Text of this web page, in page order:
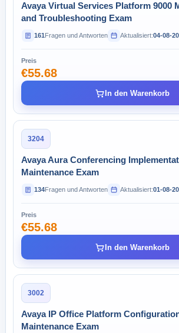
Avaya Virtual Services Platform 9000
and Troubleshooting Exam
161Fragen und Antworten Aktualisiert:04-08-
Preis
€55.68
In den Warenkorb
3204
Avaya Aura Conferencing
Maintenance Exam
134Fragen und Antworten Aktualisiert:01-08-
Preis
€55.68
In den Warenkorb
3002
Avaya IP Office Platform
Maintenance Exam